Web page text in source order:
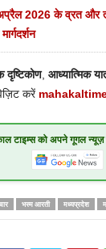
2026 के व्रत और
दृष्टिकोण, आध्यात्मिक
करें
टाइम्सको अपने गूगल न्यूज़
भस्म आरती मध्यप्रदेश